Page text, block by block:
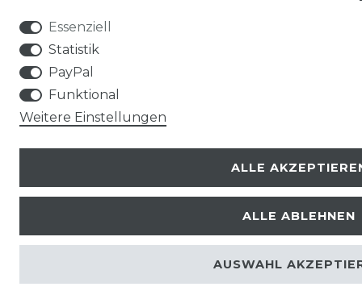
Essenziell
Statistik
PayPal
Funktional
Weitere Einstellungen
ALLE
ALLE ABLEHNEN
AUSWAHL